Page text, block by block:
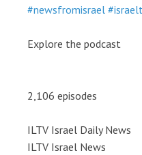
#newsfromisrael
Explore the podcast
2,106 episodes
ILTV Israel Daily News
ILTV Israel News